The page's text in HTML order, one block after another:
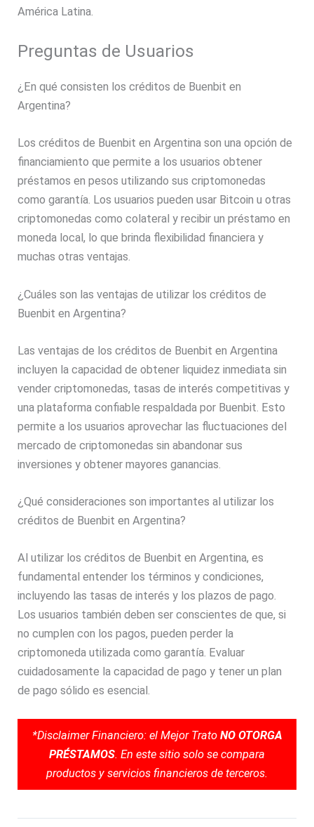
América Latina.
Preguntas de Usuarios
¿En qué consisten los créditos de Buenbit en
Argentina?
Los créditos de Buenbit en Argentina son una opción de
financiamiento que permite a los usuarios obtener
préstamos en pesos utilizando sus criptomonedas
como garantía. Los usuarios pueden usar Bitcoin u otras
criptomonedas como colateral y recibir un préstamo en
moneda local, lo que brinda flexibilidad financiera y
muchas otras ventajas.
¿Cuáles son las ventajas de utilizar los créditos de
Buenbit en Argentina?
Las ventajas de los créditos de Buenbit en Argentina
incluyen la capacidad de obtener liquidez inmediata sin
vender criptomonedas, tasas de interés competitivas y
una plataforma confiable respaldada por Buenbit. Esto
permite a los usuarios aprovechar las fluctuaciones del
mercado de criptomonedas sin abandonar sus
inversiones y obtener mayores ganancias.
¿Qué consideraciones son importantes al utilizar los
créditos de Buenbit en Argentina?
Al utilizar los créditos de Buenbit en Argentina, es
fundamental entender los términos y condiciones,
incluyendo las tasas de interés y los plazos de pago.
Los usuarios también deben ser conscientes de que, si
no cumplen con los pagos, pueden perder la
criptomoneda utilizada como garantía. Evaluar
cuidadosamente la capacidad de pago y tener un plan
de pago sólido es esencial.
*Disclaimer Financiero: el Mejor Trato NO OTORGA
PRÉSTAMOS. En este sitio solo se compara
productos y servicios financieros de terceros.